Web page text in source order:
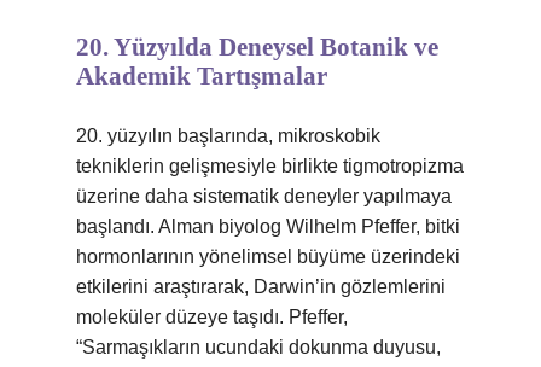
20. Yüzyılda Deneysel Botanik ve
Akademik Tartışmalar
20. yüzyılın başlarında, mikroskobik
tekniklerin gelişmesiyle birlikte tigmotropizma
üzerine daha sistematik deneyler yapılmaya
başlandı. Alman biyolog Wilhelm Pfeffer, bitki
hormonlarının yönelimsel büyüme üzerindeki
etkilerini araştırarak, Darwin’in gözlemlerini
moleküler düzeye taşıdı. Pfeffer,
“Sarmaşıkların ucundaki dokunma duyusu,